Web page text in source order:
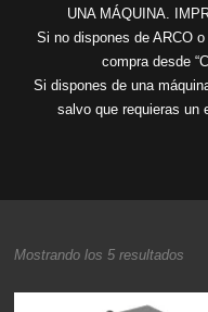
UNA MÁQUINA.
Si no dispones de ARCO
compra desde
Si dispones de una
salvo que requieras un
Mostrando los 5 resultados